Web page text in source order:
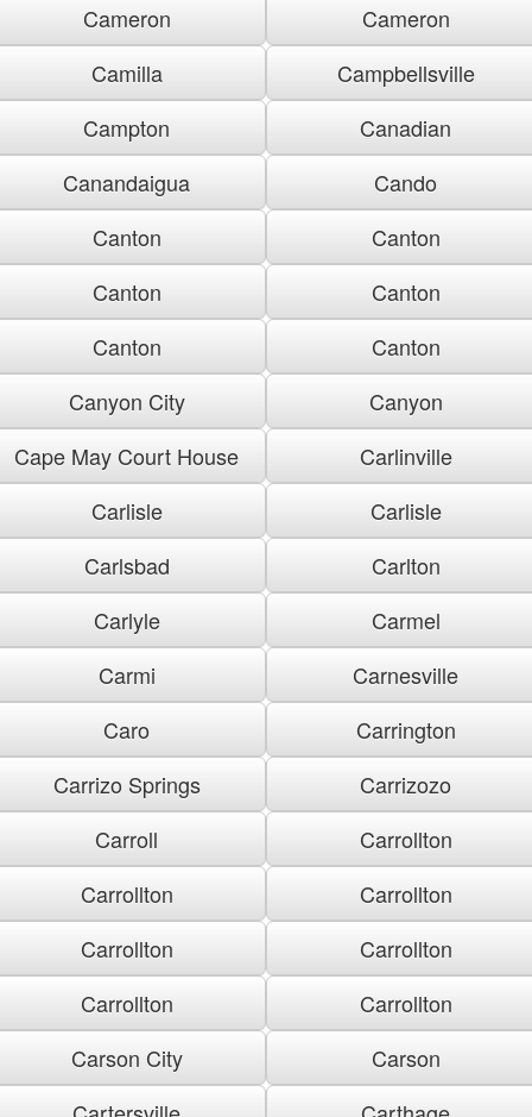
Cameron
Cameron
Camilla
Campbellsville
Campton
Canadian
Canandaigua
Cando
Canton
Canton
Canton
Canton
Canton
Canton
Canyon City
Canyon
Cape May Court House
Carlinville
Carlisle
Carlisle
Carlsbad
Carlton
Carlyle
Carmel
Carmi
Carnesville
Caro
Carrington
Carrizo Springs
Carrizozo
Carroll
Carrollton
Carrollton
Carrollton
Carrollton
Carrollton
Carrollton
Carrollton
Carson City
Carson